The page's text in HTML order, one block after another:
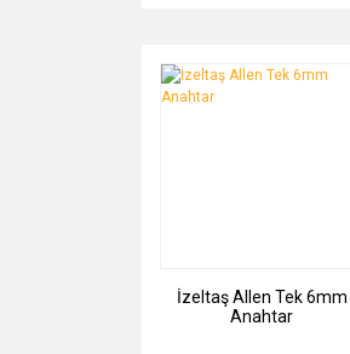
İzeltaş Allen Tek 6mm
Anahtar